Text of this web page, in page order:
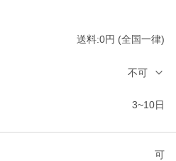
送料:0円 (全国一律)
不可
3~10日
可